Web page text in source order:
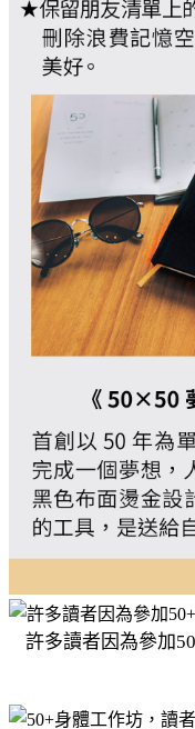
許多讀者因為參加